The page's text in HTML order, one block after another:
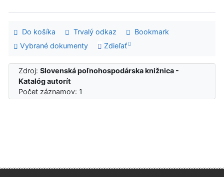
Do košíka Trvalý odkaz
Bookmark
Vybrané dokumenty
Zdieľať
Zdroj:Slovenská poľnohospodárska knižnica -
Katalóg autorít
Počet záznamov: 1